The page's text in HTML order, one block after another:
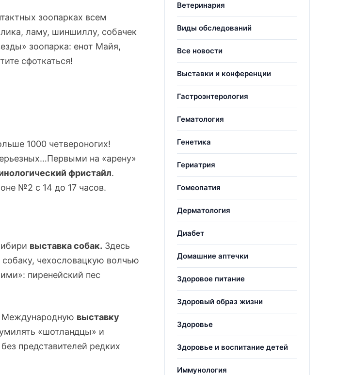
зоопарках всем
ламу, шиншиллу, собачек
зоопарка: енот Майя,
сфоткаться!
1000 четвероногих!
на «арену»
фристайл.
№2 с 14 до 17 часов.
выставка собак. Здесь
чехословацкую волчью
пиренейский пес
Международную выставку
«шотландцы» и
представителей редких
Ветеринария
Виды обследований
Все новости
Выставки и конференции
Гастроэнтерология
Гематология
Генетика
Гериатрия
Гомеопатия
Дерматология
Диабет
Домашние аптечки
Здоровое питание
Здоровый образ жизни
Здоровье
Здоровье и воспитание детей
Иммунология